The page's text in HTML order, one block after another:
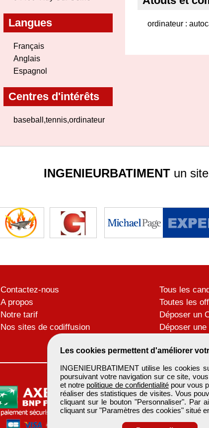
Langues
Français
Anglais
Espagnol
Centres d'intérêts
baseball,tennis,ordinateur
ordinateur :
Les cookies permettent d'améliorer
INGENIEURBATIMENT utilise les cookies
poursuivant votre navigation sur ce site,
et notre politique de confidentialitépour vous
réaliser des statistiques de visites. Vous
cliquant sur le bouton "Personnaliser". Par
cliquant sur "Paramètres des cookies" situé
INGENIEURBATIMENT un
Contactez-nous
A propos
Notre tarif
Nos sites de codiffusion
Tous les
Toutes les
Déposer un
Déposer